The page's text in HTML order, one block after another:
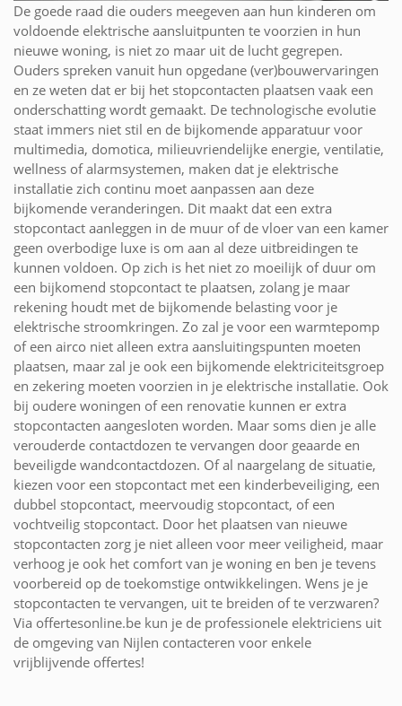
De goede raad die ouders meegeven aan hun kinderen om
voldoende elektrische aansluitpunten te voorzien in hun
nieuwe woning, is niet zo maar uit de lucht gegrepen.
Ouders spreken vanuit hun opgedane (ver)bouwervaringen
en ze weten dat er bij het stopcontacten plaatsen vaak een
onderschatting wordt gemaakt. De technologische evolutie
staat immers niet stil en de bijkomende apparatuur voor
multimedia, domotica, milieuvriendelijke energie, ventilatie,
wellness of alarmsystemen, maken dat je elektrische
installatie zich continu moet aanpassen aan deze
bijkomende veranderingen. Dit maakt dat een extra
stopcontact aanleggen in de muur of de vloer van een kamer
geen overbodige luxe is om aan al deze uitbreidingen te
kunnen voldoen. Op zich is het niet zo moeilijk of duur om
een bijkomend stopcontact te plaatsen, zolang je maar
rekening houdt met de bijkomende belasting voor je
elektrische stroomkringen. Zo zal je voor een warmtepomp
of een airco niet alleen extra aansluitingspunten moeten
plaatsen, maar zal je ook een bijkomende elektriciteitsgroep
en zekering moeten voorzien in je elektrische installatie. Ook
bij oudere woningen of een renovatie kunnen er extra
stopcontacten aangesloten worden. Maar soms dien je alle
verouderde contactdozen te vervangen door geaarde en
beveiligde wandcontactdozen. Of al naargelang de situatie,
kiezen voor een stopcontact met een kinderbeveiliging, een
dubbel stopcontact, meervoudig stopcontact, of een
vochtveilig stopcontact. Door het plaatsen van nieuwe
stopcontacten zorg je niet alleen voor meer veiligheid, maar
verhoog je ook het comfort van je woning en ben je tevens
voorbereid op de toekomstige ontwikkelingen. Wens je je
stopcontacten te vervangen, uit te breiden of te verzwaren?
Via offertesonline.be kun je de professionele elektriciens uit
de omgeving van Nijlen contacteren voor enkele
vrijblijvende offertes!